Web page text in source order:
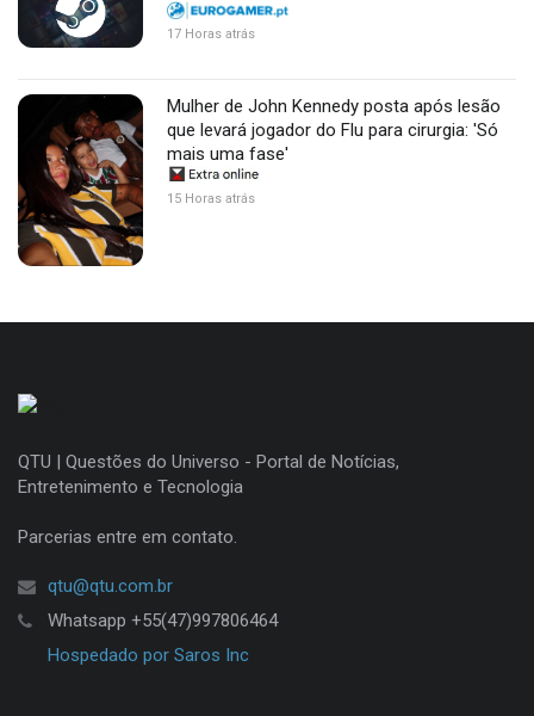
17 Horas atrás
Mulher de John Kennedy posta após lesão
que levará jogador do Flu para cirurgia: 'Só
mais uma fase'
15 Horas atrás
QTU | Questões do Universo - Portal de Notícias,
Entretenimento e Tecnologia
Parcerias entre em contato.
qtu@qtu.com.br
Whatsapp +55(47)997806464
Hospedado por Saros Inc